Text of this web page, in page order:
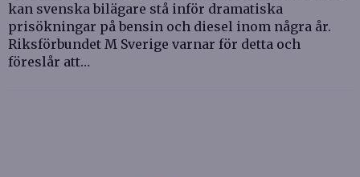
kan svenska bilägare stå inför dramatiska
prisökningar på bensin och diesel inom några år.
Riksförbundet M Sverige varnar för detta och
föreslår att…